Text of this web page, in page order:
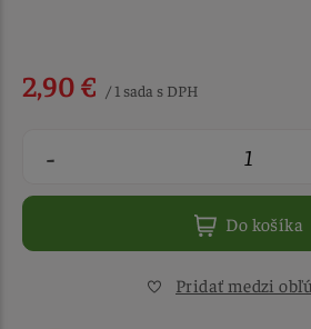
2,90 € / 1 sada s DPH
-
Do košíka
Pridať medzi